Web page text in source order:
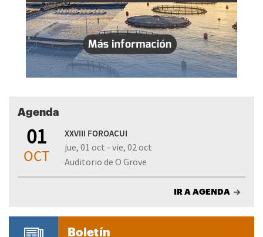
Agenda
01
OCT
XXVIII FOROACUI
jue, 01 oct - vie, 02 oct
Auditorio de O Grove
IR A AGENDA
Boletín